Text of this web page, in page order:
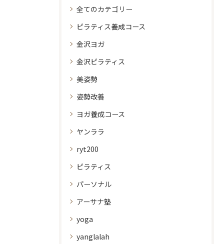
全てのカテゴリー
ピラティス養成コース
金沢ヨガ
金沢ピラティス
美姿勢
姿勢改善
ヨガ養成コース
ヤンララ
ryt200
ピラティス
パーソナル
アーサナ塾
yoga
yanglalah